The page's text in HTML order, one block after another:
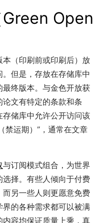
Open
（印刷前或印刷后）放
但是，存放在存储库中
终版本。与金色开放获
文有特定的条款和条
储库中允许公开访问该
运期）”，通常在文章
与订阅模式组合，为世界
择。有些人倾向于付费
另一些人则更愿意免费
的各种需求都可以被满
容均保证质量上乘，真